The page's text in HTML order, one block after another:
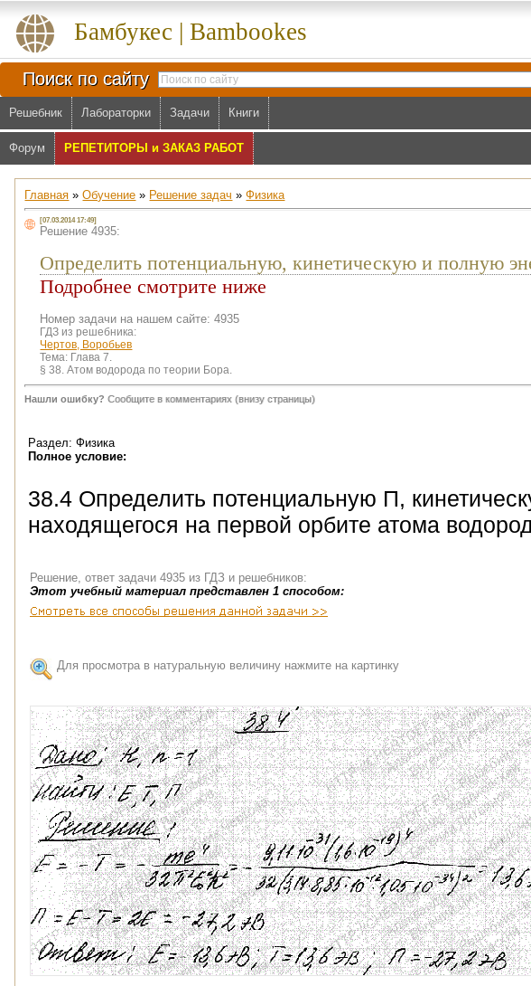
Бамбукес | Bambookes
Поиск по сайту
Решебник Лабораторки Задачи Книги
Форум РЕПЕТИТОРЫ и ЗАКАЗ РАБОТ
Главная »Обучение » Решение задач »Физика
[07.03.2014 17:49]
Решение 4935:
Определить потенциальную, кинетическую и полную
Подробнее смотрите ниже
Номер задачи на нашем сайте: 4935
ГДЗ из решебника:
Чертов, Воробьев
Тема: Глава 7.
§ 38. Атом водорода по теории Бора.
Нашли ошибку? Сообщите в комментариях (внизу страницы)
Раздел: Физика
Полное условие:
38.4 Определить потенциальную П,
находящегося на первой орбите атома
Решение, ответ задачи 4935 из ГДЗ и решебников:
Этот учебный материал представлен 1 способом:
Для просмотра в натуральную величину нажмите на картинку